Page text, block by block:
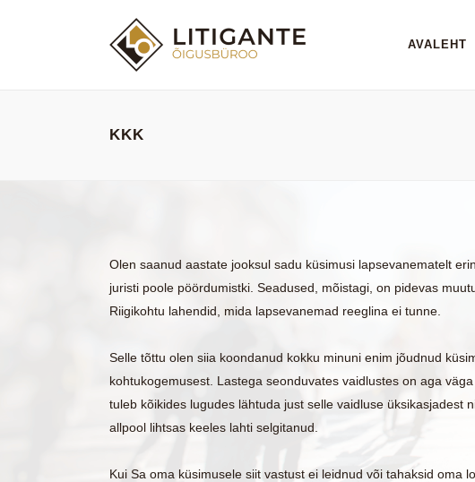
AVALEHT
KKK
Olen saanud aastate jooksul sadu küsimusi lapsevanematelt
juristi poole pöördumistki. Seadused, mõistagi, on pidevas
Riigikohtu lahendid, mida lapsevanemad reeglina ei tunne.
Selle tõttu olen siia koondanud kokku minuni enim jõudnud
kohtukogemusest. Lastega seonduvates vaidlustes on aga
tuleb kõikides lugudes lähtuda just selle vaidluse üksikasjadest
allpool lihtsas keeles lahti selgitanud.
Kui Sa oma küsimusele siit vastust ei leidnud või tahaksid oma